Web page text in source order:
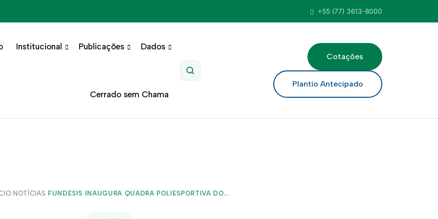
+55 (77) 3613-8000
Institucional Publicações Dados
Cerrado sem Chama
Pesquisar
Cotações
Plantio Antecipado
/ NOTÍCIAS/ FUNDESIS INAUGURA QUADRA POLIESPORTIVA DO...